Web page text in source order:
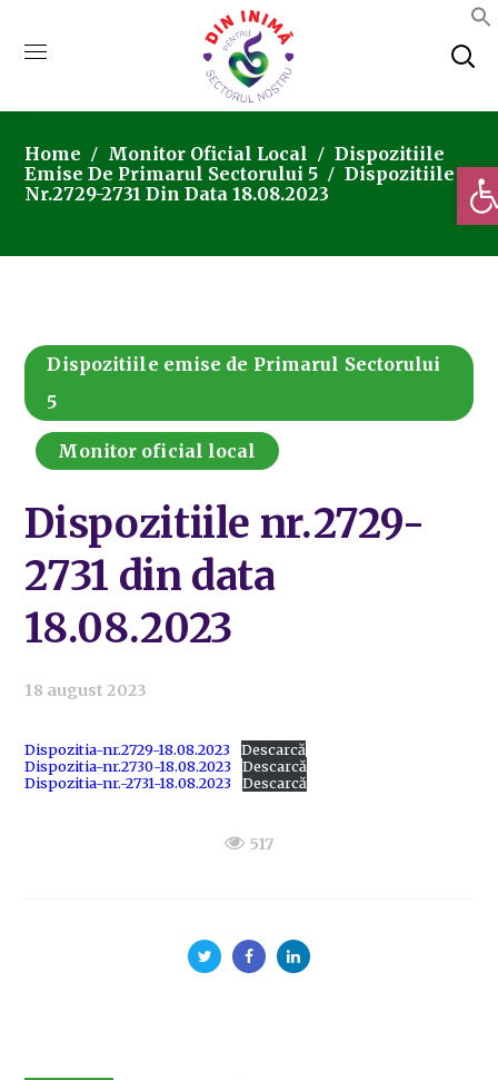
Home Monitor Oficial Local
Dispozitiile
Emise De Primarul Sectorului 5
Dispozitiile
Nr.2729-2731 Din Data 18.08.2023
Dispozitiile emise de Primarul Sectorului
5
Monitor oficial local
Dispozitiile nr.2729-
2731 din data
18.08.2023
18 august 2023
Dispozitia-nr.2729-18.08.2023
Descarcă
Dispozitia-nr.2730-18.08.2023
Descarcă
Dispozitia-nr.-2731-18.08.2023
Descarcă
517